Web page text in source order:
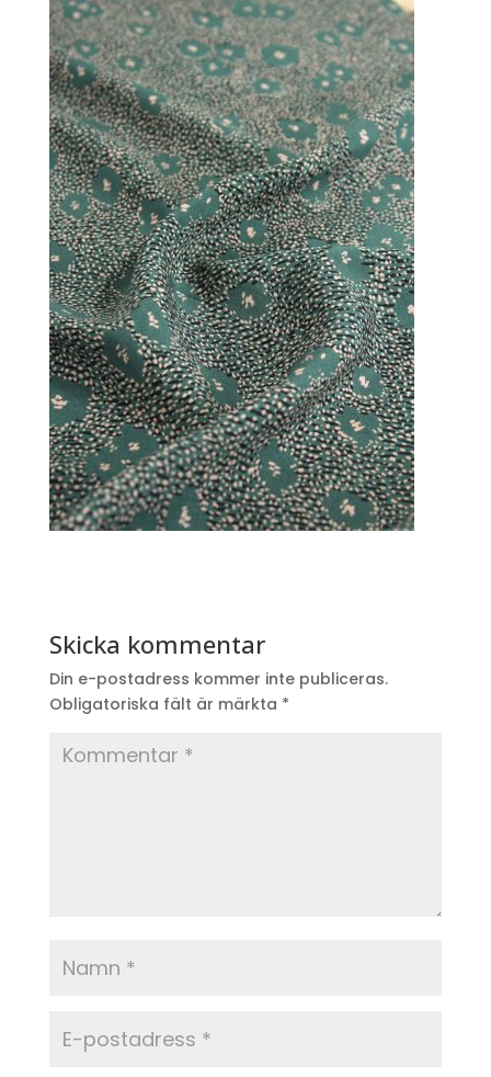
Skicka kommentar
Din e-postadress kommer inte publiceras.
Obligatoriska fält är märkta *